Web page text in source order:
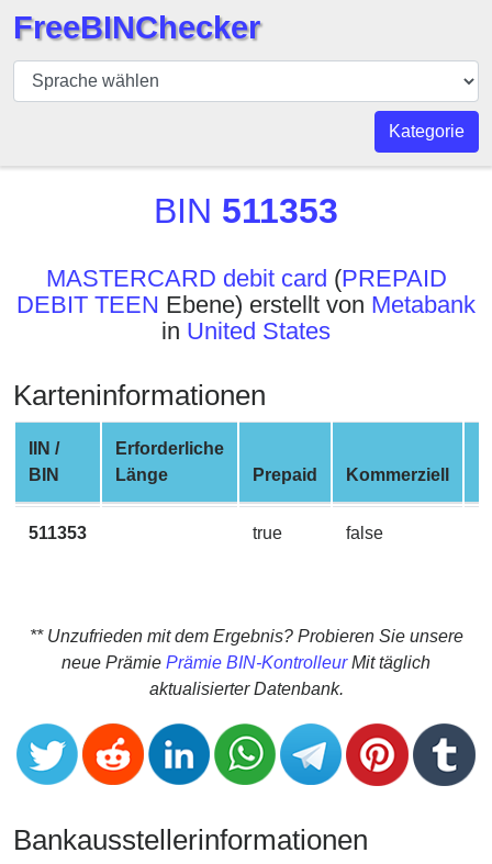
BIN
Prüfer
API
BIN
BIN
Checker
v2
BIN
CC
Generator
from
Credit
Card
Credit
Card
Generator
Credit
FreeBINChecker
Kategorie
BIN 511353
MASTERCARD debit card (PREPAID
DEBIT TEEN Ebene) erstellt von Metabank
in United States
Karteninformationen
IIN /
BIN
Erforderliche
Länge
Prepaid Kommerziell
511353 true false
** Unzufrieden mit dem Ergebnis? Probieren Sie unsere
neue Prämie Prämie BIN-KontrolleurMit täglich
aktualisierter Datenbank.
Bankausstellerinformationen